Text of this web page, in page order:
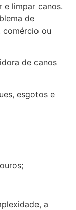
e limpar canos.
de
comércio ou
de canos
esgotos e
a